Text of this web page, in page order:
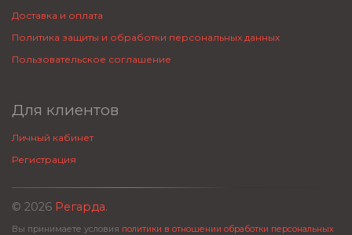
Доставка и оплата
Политика защиты и обработки персональных данных
Пользовательское соглашение
Для клиентов
Личный кабинет
Регистрация
© 2026 Регарда.
Вы принимаете условия политики в отношении обработки персональных